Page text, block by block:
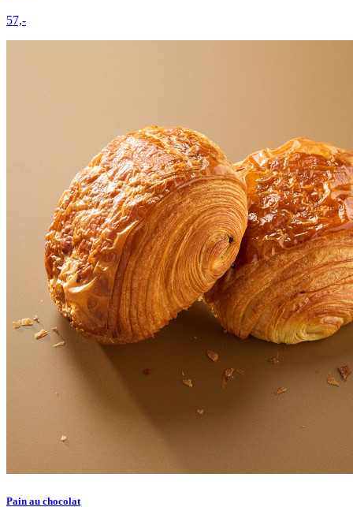
57,-
Pain au chocolat